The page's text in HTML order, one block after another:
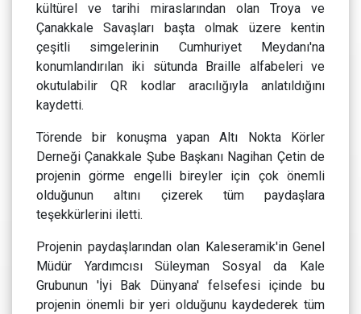
kültürel ve tarihi miraslarından olan Troya ve
Çanakkale Savaşları başta olmak üzere kentin
çeşitli simgelerinin Cumhuriyet Meydanı'na
konumlandırılan iki sütunda Braille alfabeleri ve
okutulabilir QR kodlar aracılığıyla anlatıldığını
kaydetti.
Törende bir konuşma yapan Altı Nokta Körler
Derneği Çanakkale Şube Başkanı Nagihan Çetin de
projenin görme engelli bireyler için çok önemli
olduğunun altını çizerek tüm paydaşlara
teşekkürlerini iletti.
Projenin paydaşlarından olan Kaleseramik'in Genel
Müdür Yardımcısı Süleyman Sosyal da Kale
Grubunun 'İyi Bak Dünyana' felsefesi içinde bu
projenin önemli bir yeri olduğunu kaydederek tüm